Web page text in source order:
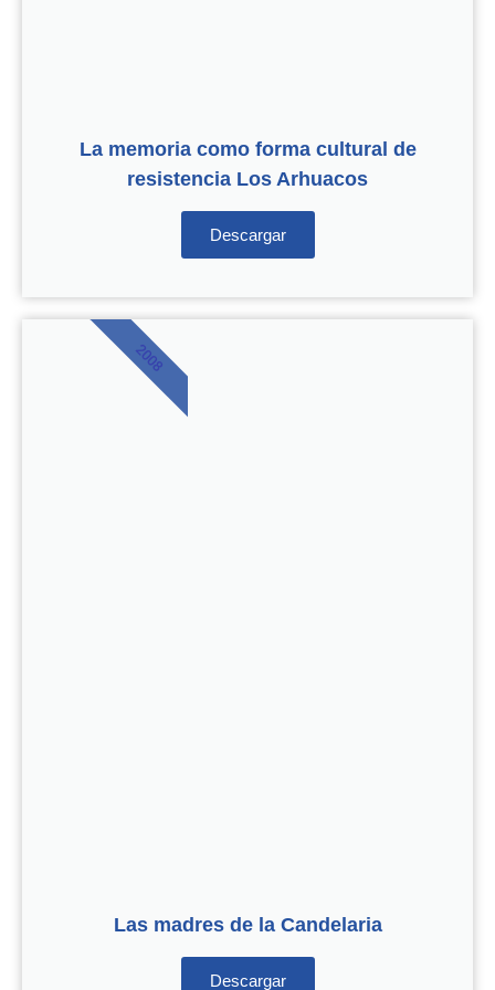
La memoria como forma cultural de
resistencia Los Arhuacos
Descargar
Las madres de la Candelaria
Descargar
2008